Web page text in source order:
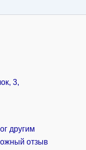
3,
другим
отзыв